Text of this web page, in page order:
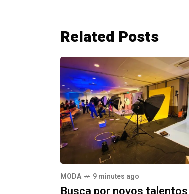
Related Posts
MODA 9 minutes ago